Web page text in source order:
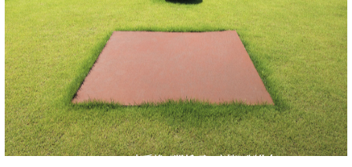
李禹煥 《関係項－応答》 制作年：2003/2010